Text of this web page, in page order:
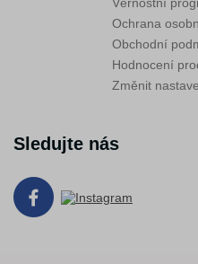
Věrnostní
Ochrana
Obchodní
Hodnocení
Změnit
Sledujte nás